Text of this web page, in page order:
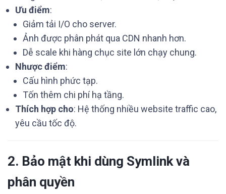
Ưu điểm:
Giảm tải I/O cho server.
Ảnh được phân phát qua CDN nhanh hơn.
Dễ scale khi hàng chục site lớn chạy chung.
Nhược điểm:
Cấu hình phức tạp.
Tốn thêm chi phí hạ tầng.
Thích hợp cho: Hệ thống nhiều website traffic cao,
yêu cầu tốc độ.
2. Bảo mật khi dùng Symlink và
phân quyền